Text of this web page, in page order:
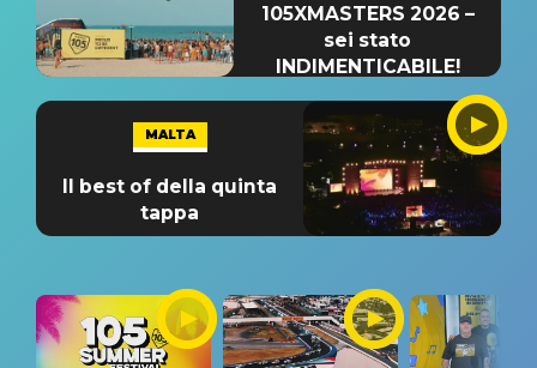
105XMASTERS 2026 –
sei stato
INDIMENTICABILE!
MALTA
Il best of della quinta
tappa